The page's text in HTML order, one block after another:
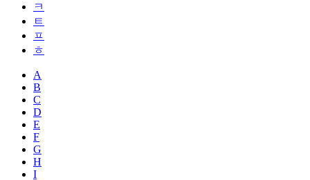
ㅋ
ㅌ
ㅍ
ㅎ
A
B
C
D
E
F
G
H
I